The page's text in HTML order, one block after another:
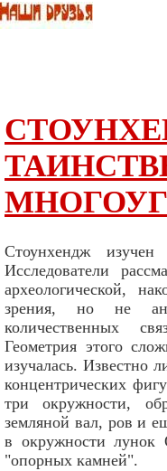
Стоунхендж
Исследователи
археологической,
зрения, но не
количественных
Геометрия этого
изучалась.Известно
концентрических
три окружности,
земляной вал, ров и
в окружности лунок
"опорных камней".